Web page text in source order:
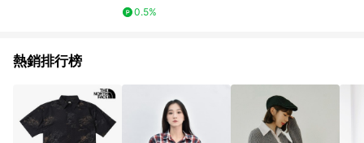
0.5%
熱銷排行榜